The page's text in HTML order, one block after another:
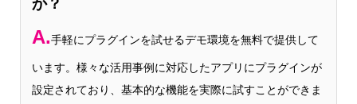
か？
A.手軽にプラグインを試せるデモ環境を無料で提供して
います。様々な活用事例に対応したアプリにプラグインが
設定されており、基本的な機能を実際に試すことができま